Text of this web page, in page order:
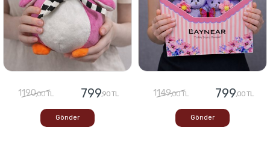
1190,00 TL 799,90 TL
Gönder
1149,00 TL 799,00 TL
Gönder